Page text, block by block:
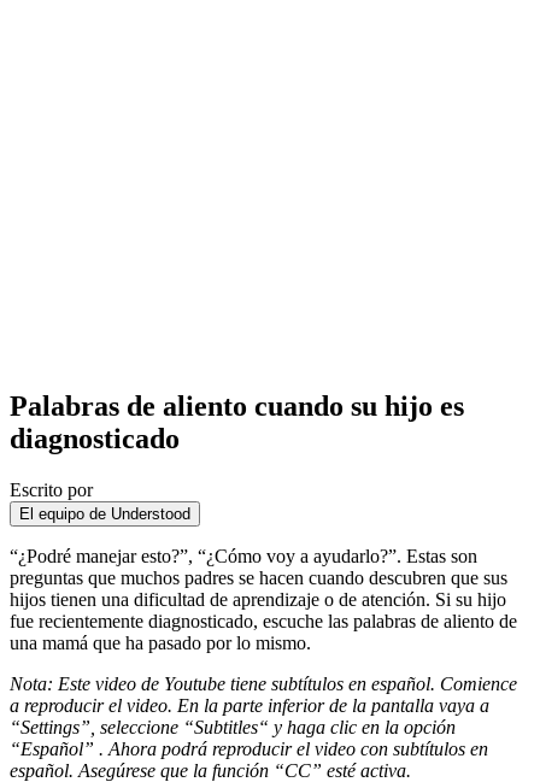
Palabras de aliento cuando su hijo es
diagnosticado
Escrito por
El equipo de Understood
“¿Podré manejar esto?”, “¿Cómo voy a ayudarlo?”. Estas son
preguntas que muchos padres se hacen cuando descubren que sus
hijos tienen una dificultad de aprendizaje o de atención. Si su hijo
fue recientemente diagnosticado, escuche las palabras de aliento de
una mamá que ha pasado por lo mismo.
Nota: Este video de Youtube tiene subtítulos en español. Comience
a reproducir el video. En la parte inferior de la pantalla vaya a
“Settings”, seleccione “Subtitles“ y haga clic en la opción
“Español” . Ahora podrá reproducir el video con subtítulos en
español. Asegúrese que la función “CC” esté activa.